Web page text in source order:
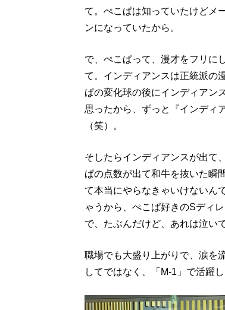
て。ぺこぱは知っていたけどメ
ンになっていたから。
で、ぺこぱって、漫才をフリに
て。インディアンスは正統派の
ぱの変化球の後にインディアン
思ったから、ずっと『インデ
（笑）。
そしたらインディアンスが出て
ぱの点数が出て和牛を抜いた瞬
て本当にやらなきゃいけないん
ゃうから、ぺこぱ好きのSディ
で、たぶんだけど、あれは泣い
職場でも大盛り上がりで、涙を
してではなく、「M-1」で活躍